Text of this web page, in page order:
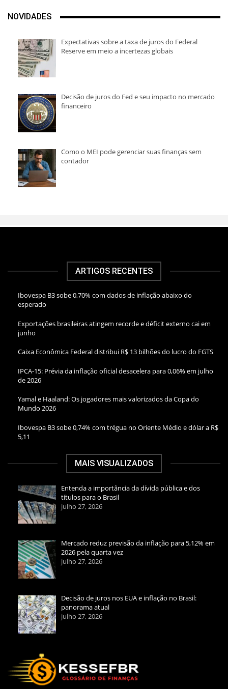
NOVIDADES
Expectativas sobre a taxa de juros do Federal
Reserve em meio a incertezas globais
Decisão de juros do Fed e seu impacto no mercado
financeiro
Como o MEI pode gerenciar suas finanças sem
contador
ARTIGOS RECENTES
Ibovespa B3 sobe 0,70% com dados de inflação abaixo do
esperado
Exportações brasileiras atingem recorde e déficit externo cai em
junho
Caixa Econômica Federal distribui R$ 13 bilhões do lucro do FGTS
IPCA-15: Prévia da inflação oficial desacelera para 0,06% em julho
de 2026
Yamal e Haaland: Os jogadores mais valorizados da Copa do
Mundo 2026
Ibovespa B3 sobe 0,74% com trégua no Oriente Médio e dólar a R$
5,11
MAIS VISUALIZADOS
Entenda a importância da dívida pública e dos
títulos para o Brasil
julho 27, 2026
Mercado reduz previsão da inflação para 5,12% em
2026 pela quarta vez
julho 27, 2026
Decisão de juros nos EUA e inflação no Brasil:
panorama atual
julho 27, 2026